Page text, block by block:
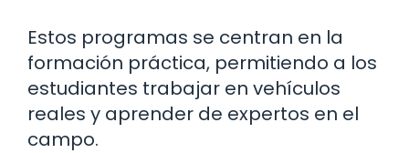
Estos programas se centran en la
formación práctica, permitiendo a los
estudiantes trabajar en vehículos
reales y aprender de expertos en el
campo.